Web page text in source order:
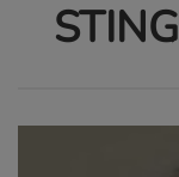
STING